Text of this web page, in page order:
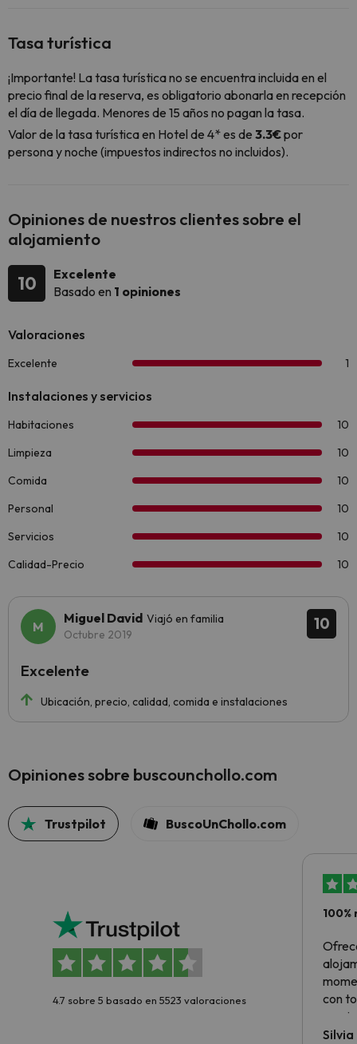
Tasa turística
¡Importante! La tasa turística no se encuentra incluida en el
precio final de la reserva, es obligatorio abonarla en recepción
el día de llegada. Menores de 15 años no pagan la tasa.
Valor de la tasa turística en Hotel de 4* es de 3.3€por
persona y noche (impuestos indirectos no incluidos).
Opiniones de nuestros clientes sobre el
alojamiento
10
Excelente
Basado en 1 opiniones
10
Miguel David Viajó en familia
Octubre 2019
Ubicación, precio, calidad, comida e instalaciones
Excelente
Opiniones sobre buscounchollo.com
Trustpilot BuscoUnChollo.com
4.7 sobre 5 basado en 5523 valoraciones
con